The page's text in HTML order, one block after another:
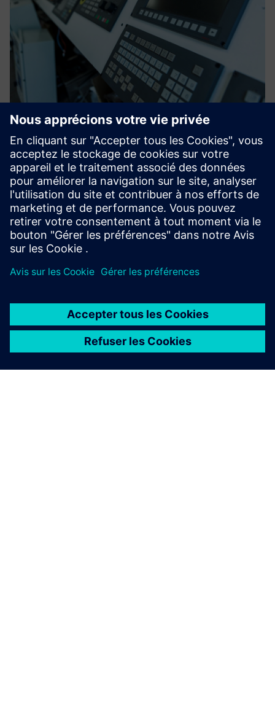
HR Sync for Opcenter APS
Cette amélioration apporte une nouvelle perspective et une
nouvelle dimension à la planification traditionnelle, en
permettant d'affecter avec précision des opérateurs
spécifiques aux machines désignées, ce qui est
particulièremen...
En savoir plus